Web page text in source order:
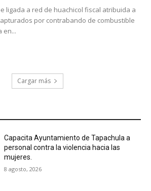
ligada a red de huachicol fiscal atribuida a
por contrabando de combustible
en...
Cargar más
Capacita Ayuntamiento de Tapachula a
personal contra la violencia hacia las
mujeres.
8 agosto, 2026